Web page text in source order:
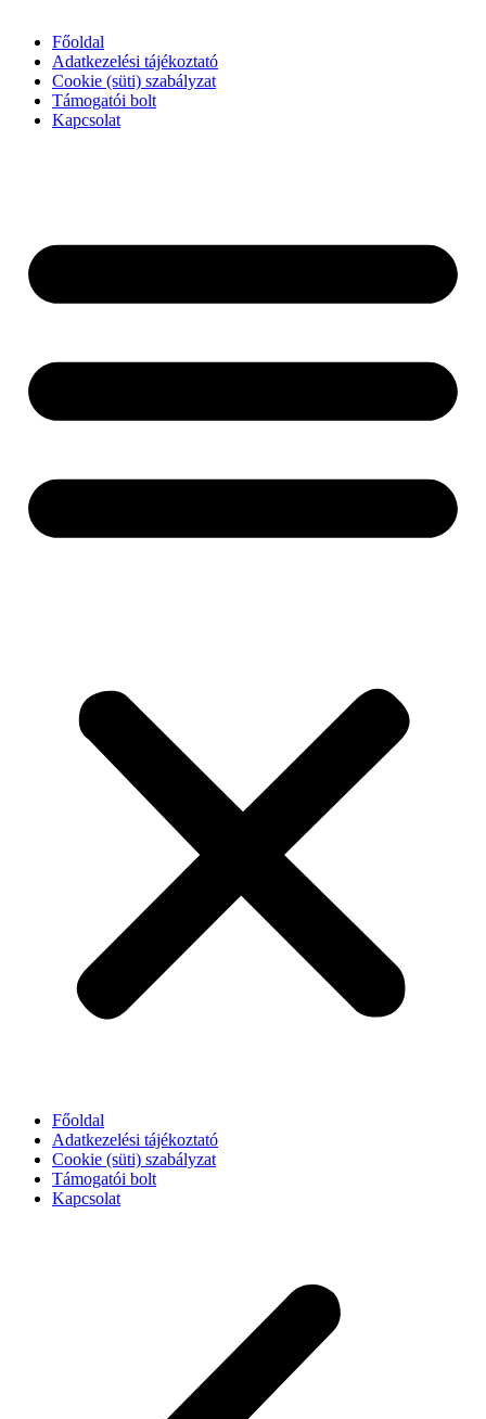
Főoldal
Adatkezelési tájékoztató
Cookie (süti) szabályzat
Támogatói bolt
Kapcsolat
Főoldal
Adatkezelési tájékoztató
Cookie (süti) szabályzat
Támogatói bolt
Kapcsolat